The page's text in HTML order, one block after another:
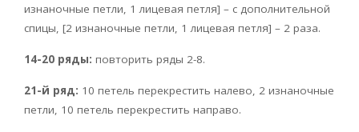
изнаночные петли, 1 лицевая петля] – с дополнительной
спицы, [2 изнаночные петли, 1 лицевая петля] – 2 раза.
14-20 ряды: повторить ряды 2-8.
21-й ряд: 10 петель перекрестить налево, 2 изнаночные
петли, 10 петель перекрестить направо.